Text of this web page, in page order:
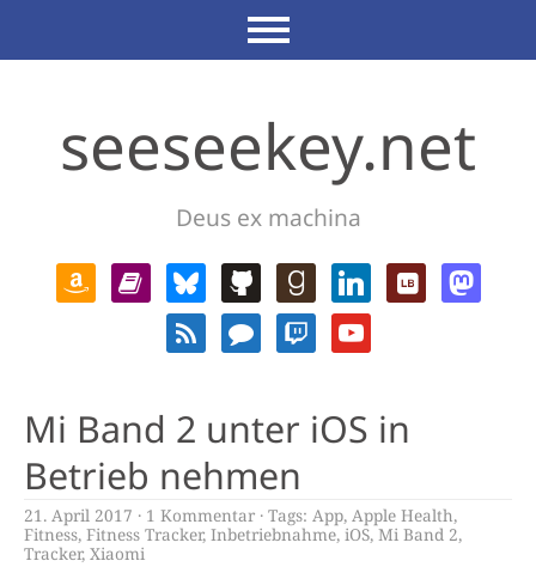
seeseekey.net
Deus ex machina
Mi Band 2 unter iOS in
Betrieb nehmen
21. April 2017 1 Kommentar Tags: App, Apple Health,
Fitness, Fitness Tracker, Inbetriebnahme, iOS,Mi Band 2,
Tracker, Xiaomi